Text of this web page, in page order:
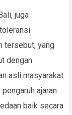
juga
tersebut, yang
dengan
asli masyarakat
ajaran
baik secara